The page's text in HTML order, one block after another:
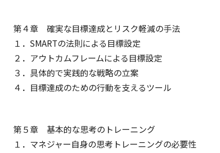
第４章 確実な目標達成とリスク軽減の手法
１．SMARTの法則による目標設定
２．アウトカムフレームによる目標設定
３．具体的で実践的な戦略の立案
４．目標達成のための行動を支えるツール
第５章 基本的な思考のトレーニング
１．マネジャー自身の思考トレーニングの必要性